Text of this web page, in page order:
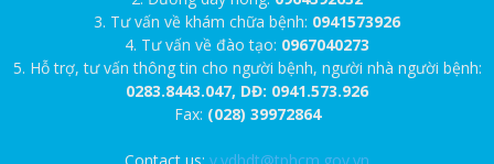
3. Tư vấn về khám chữa bệnh: 0941573926
4. Tư vấn về đào tạo: 0967040273
5. Hỗ trợ, tư vấn thông tin cho người bệnh, người nhà người bệnh:
0283.8443.047, DĐ: 0941.573.926
Fax: (028) 39972864
Contact us: v.ydhdt@tphcm.gov.vn